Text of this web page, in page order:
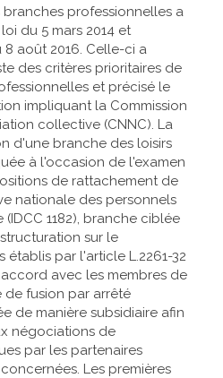
professionnelles a
du 5 mars 2014 et
août 2016. Celle-ci a
des critères prioritaires de
et précisé le
impliquant la Commission
collective (CNNC). La
d'une branche des loisirs
à l'occasion de l'examen
de rattachement de
nationale des personnels
1182), branche ciblée
sur le
par l'article L.2261-32
avec les membres de
de fusion par arrêté
de manière subsidiaire afin
négociations de
par les partenaires
Les premières